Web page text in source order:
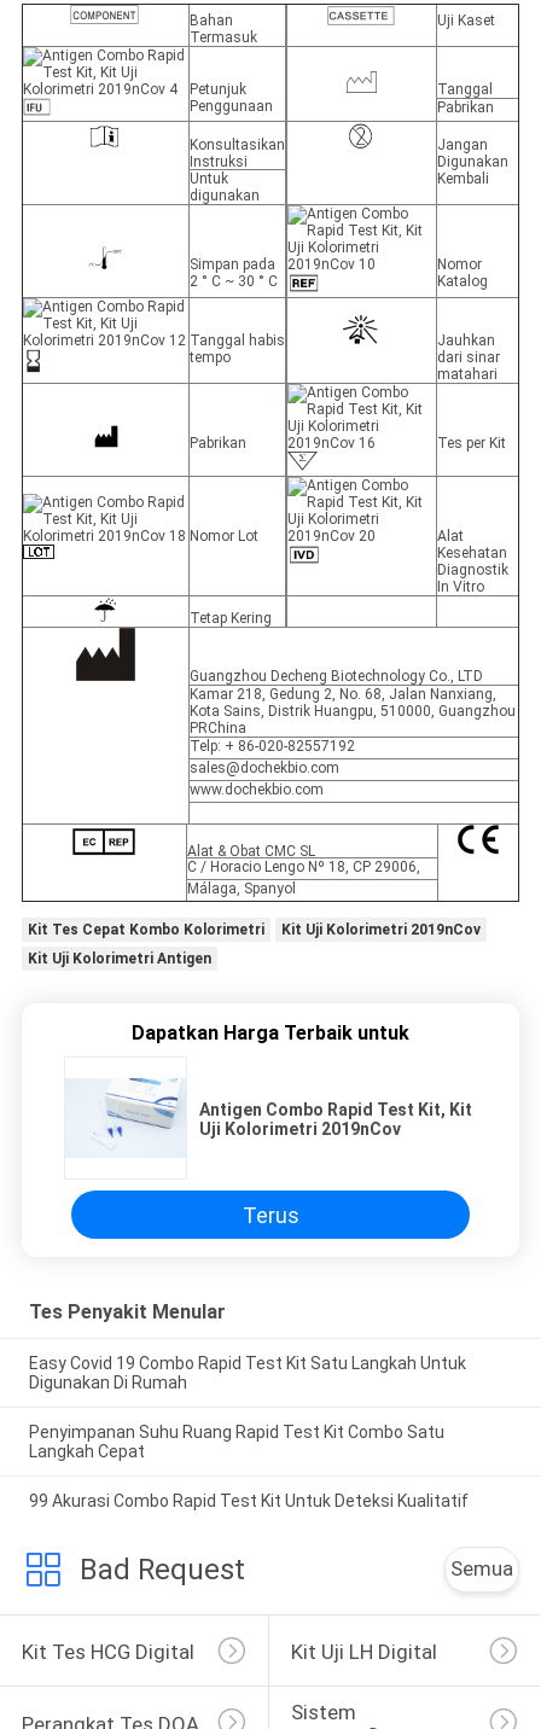
Bahan
Termasuk
Uji Kaset
Petunjuk
Penggunaan
Tanggal
Pabrikan
Konsultasikan
Instruksi
Jangan
Digunakan
Kembali
Untuk
digunakan
Simpan pada
2 ° C ~ 30 ° C
Nomor
Katalog
Tanggal habis
tempo
Jauhkan
dari sinar
matahari
Pabrikan Tes per Kit
Nomor Lot
Alat
Kesehatan
Diagnostik
In Vitro
Tetap Kering
Guangzhou Decheng Biotechnology Co., LTD
Kamar 218, Gedung 2, No. 68, Jalan Nanxiang,
Kota Sains, Distrik Huangpu, 510000, Guangzhou
PRChina
Telp: + 86-020-82557192
sales@dochekbio.com
www.dochekbio.com
Alat & Obat CMC SL
C / Horacio Lengo Nº 18, CP 29006,
Málaga, Spanyol
Kit Tes Cepat Kombo Kolorimetri
Kit Uji Kolorimetri 2019nCov
Kit Uji Kolorimetri Antigen
Dapatkan Harga Terbaik untuk
Antigen Combo Rapid Test Kit, Kit
Uji Kolorimetri 2019nCov
Terus
Tes Penyakit Menular
Easy Covid 19 Combo Rapid Test Kit Satu Langkah Untuk
Digunakan Di Rumah
Penyimpanan Suhu Ruang Rapid Test Kit Combo Satu
Langkah Cepat
99 Akurasi Combo Rapid Test Kit Untuk Deteksi Kualitatif
Bad Request Semua
Kit Tes HCG Digital Kit Uji LH Digital
Perangkat Tes DOA
Sistem